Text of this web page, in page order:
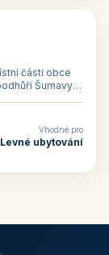
části obce
Šumavy
Vhodné pro
Levné ubytování